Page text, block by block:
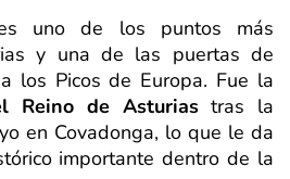
uno de los puntos más
y una de las puertas de
los Picos de Europa. Fue la
Reino de Asturiastras la
en Covadonga, lo que le da
importante dentro de la